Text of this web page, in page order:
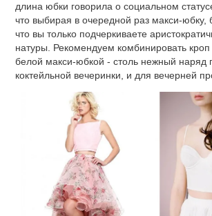
длина юбки говорила о социальном
что выбирая в очередной раз макси-юбку,
что вы только подчеркиваете
натуры. Рекомендуем комбинировать
белой макси-юбкой - столь нежный наряд
коктейльной вечеринки, и для вечерней